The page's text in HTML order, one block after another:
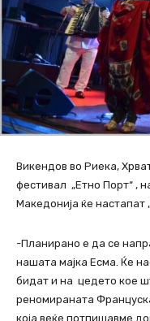
Викендов во Риека,
фестивал „Етно Порт“ ,
Македонија ќе настапат
-Планирано е да се
нашата мајка Есма. Ќе
бидат и на цедето кое
реномираната
која веќе потпишавме